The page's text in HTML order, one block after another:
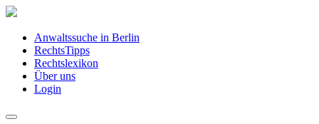
Anwaltssuche in Berlin
RechtsTipps
Rechtslexikon
Über uns
Login